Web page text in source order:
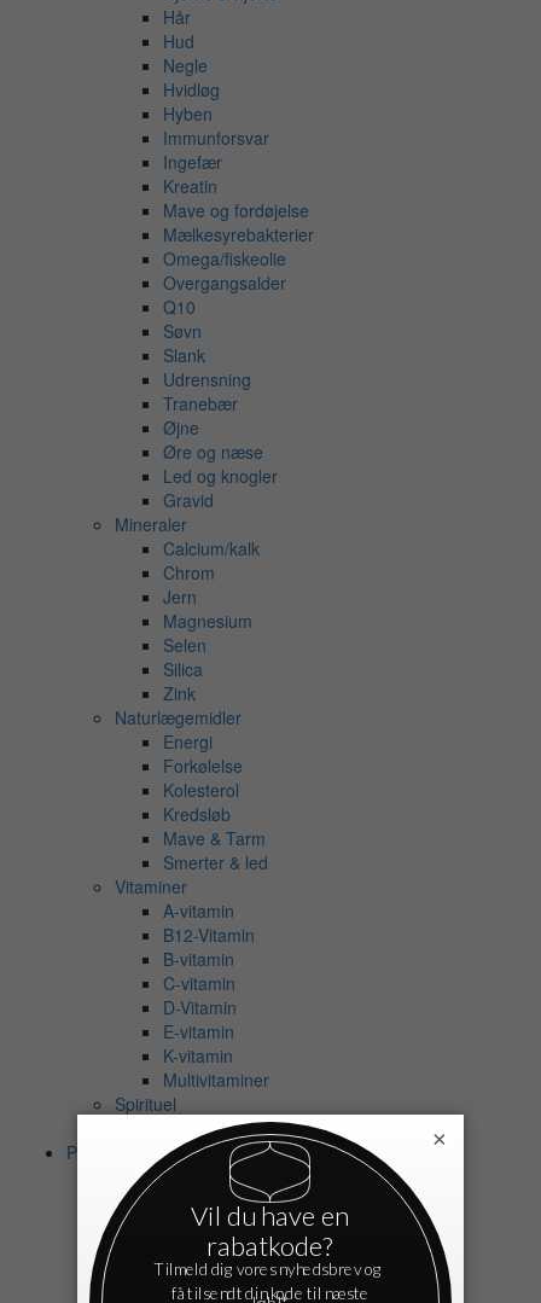
Hår
Hud
Negle
Hvidløg
Hyben
Immunforsvar
Ingefær
Kreatin
Mave og fordøjelse
Mælkesyrebakterier
Omega/fiskeolie
Overgangsalder
Q10
Søvn
Slank
Udrensning
Tranebær
Øjne
Øre og næse
Led og knogler
Gravid
Mineraler
Calcium/kalk
Chrom
Jern
Magnesium
Selen
Silica
Zink
Naturlægemidler
Energi
Forkølelse
Kolesterol
Kredsløb
Mave & Tarm
Smerter & led
Vitaminer
A-vitamin
B12-Vitamin
B-vitamin
C-vitamin
D-Vitamin
E-vitamin
K-vitamin
Multivitaminer
Spirituel
Eksamensangst
Personlig pleje
Bad
Shampoo
Balsam
Bodyshampoo
Badeolie
Badesalt
×